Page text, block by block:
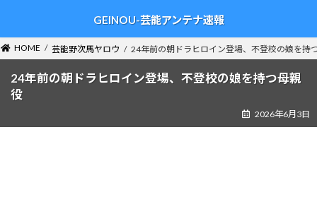
ン
ツ
ー
シ
GEINOU-芸能アンテナ速報
HOME 芸能野次馬ヤロウ 24年前の朝ドラヒロイン登場、不登校の娘を持
24年前の朝ドラヒロイン登場、不登校の娘を持つ母親
役
2026年6月3日